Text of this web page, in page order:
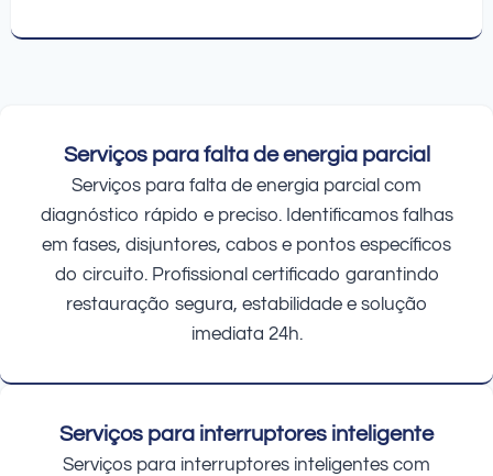
Serviços para falta de energia parcial
Serviços para falta de energia parcial com
diagnóstico rápido e preciso. Identificamos falhas
em fases, disjuntores, cabos e pontos específicos
do circuito. Profissional certificado garantindo
restauração segura, estabilidade e solução
imediata 24h.
Serviços para interruptores inteligente
Serviços para interruptores inteligentes com